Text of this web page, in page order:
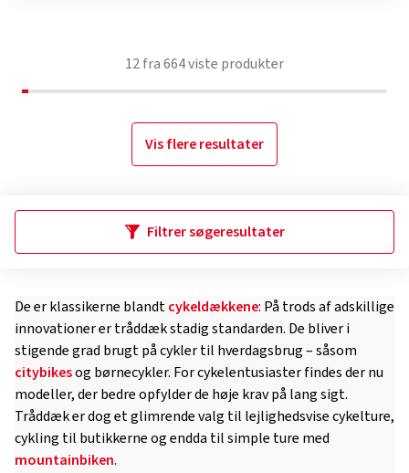
12fra664viste produkter
Vis flere resultater
Filtrer søgeresultater
De er klassikerne blandtcykeldækkene: På trods af adskillige
innovationer er tråddæk stadig standarden. De bliver i
stigende grad brugt på cykler til hverdagsbrug – såsom
citybikesog børnecykler. For cykelentusiaster findes der nu
modeller, der bedre opfylder de høje krav på lang sigt.
Tråddæk er dog et glimrende valg til lejlighedsvise cykelture,
cykling til butikkerne og endda til simple ture med
mountainbiken.